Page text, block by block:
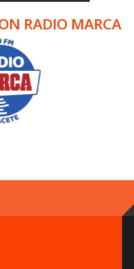
RADIO MARCA